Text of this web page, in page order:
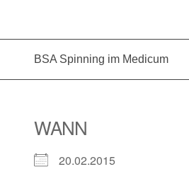
BSA Spinning im Medicum
WANN
20.02.2015